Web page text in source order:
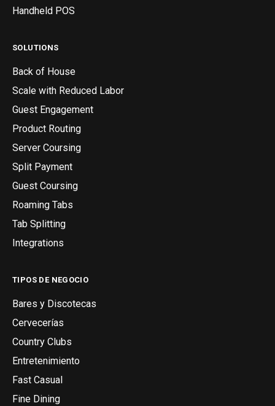
Handheld POS
SOLUTIONS
Back of House
Scale with Reduced Labor
Guest Engagement
Product Routing
Server Coursing
Split Payment
Guest Coursing
Roaming Tabs
Tab Splitting
Integrations
TIPOS DE NEGOCIO
Bares y Discotecas
Cervecerías
Country Clubs
Entretenimiento
Fast Casual
Fine Dining